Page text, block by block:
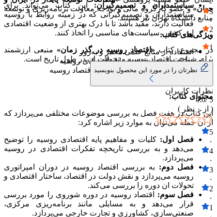
سیاستمداران و تصمیم‌گیران: این کتاب می‌تواند برای
سیاستمداران و تصمیم‌گیرانی که در زمینه روابط با روسیه
فعالیت دارند، مفید باشد تا با درک بهتری از وضعیت اقتصادی
این کشور، سیاست‌های مناسبی را اتخاذ کنند.
در مجموع، کتاب «اقتصاد روسیه در گذر زمان» منبعی ارزشمند
برای شناخت اقتصاد روسیه و تحولات ان در طول تاریخ است.
جهان»و عضو کارگروه مالی و بودجه معاونت برنامه‌ریزی و توسعه
منابع دانشگاه تهران نیز هستند.
ویژگی‌های کتاب:
استفاده از منابع علمی معتبر و به‌روز
تحلیل جامع و دقیق مسایل اقتصادی روسیه
ارایه دیدگاه‌های مختلف در مورد اقتصاد روسیه
استفاده از زبان ساده و روان
محتوای کتاب:
این کتاب در هفت فصل به بررسی موضوعات مختلفی می‌پردازد که
از ان جمله می‌توان به موارد زیر اشاره کرد:
فصل اول: کلیات و مفاهیم پایه اقتصادی روسیه را توضیح
می‌دهد و به بررسی تاریخچه تفکرات اقتصادی در روسیه
می‌پردازد.
فصل دوم: به بررسی اقتصاد روسیه در دوران امپراتوری
روسیه می‌پردازد و نقش دولت در اقتصاد، ساختار اقتصادی و
تحولات ان دوره را بررسی می‌کند.
فصل سوم: اقتصاد روسیه در دوره شوروی را مورد بررسی
قرار می‌دهد و به مسایلی مانند برنامه‌ریزی مرکزی،
صنعتی‌سازی، کشاورزی و تجارت خارجی می‌پردازد.
۰
3
۰
2
۰
1
۰
نظرتان را در مورد این محصول بنویسید
نظرات کاربران
5 /
0.0
( از ۰ نظر )
5
۰
4
۰
3
۰
2
۰
1